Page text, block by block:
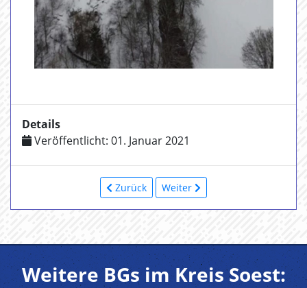
Details
Veröffentlicht: 01. Januar 2021
Zurück Weiter
Weitere BGs im Kreis Soest: